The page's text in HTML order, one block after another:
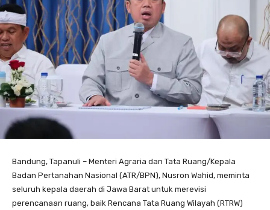
Bandung, Tapanuli – Menteri Agraria dan Tata Ruang/Kepala
Badan Pertanahan Nasional (ATR/BPN), Nusron Wahid, meminta
seluruh kepala daerah di Jawa Barat untuk merevisi
perencanaan ruang, baik Rencana Tata Ruang Wilayah (RTRW)